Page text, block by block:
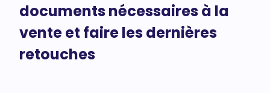
documents nécessaires à la
vente et faire les dernières
retouches